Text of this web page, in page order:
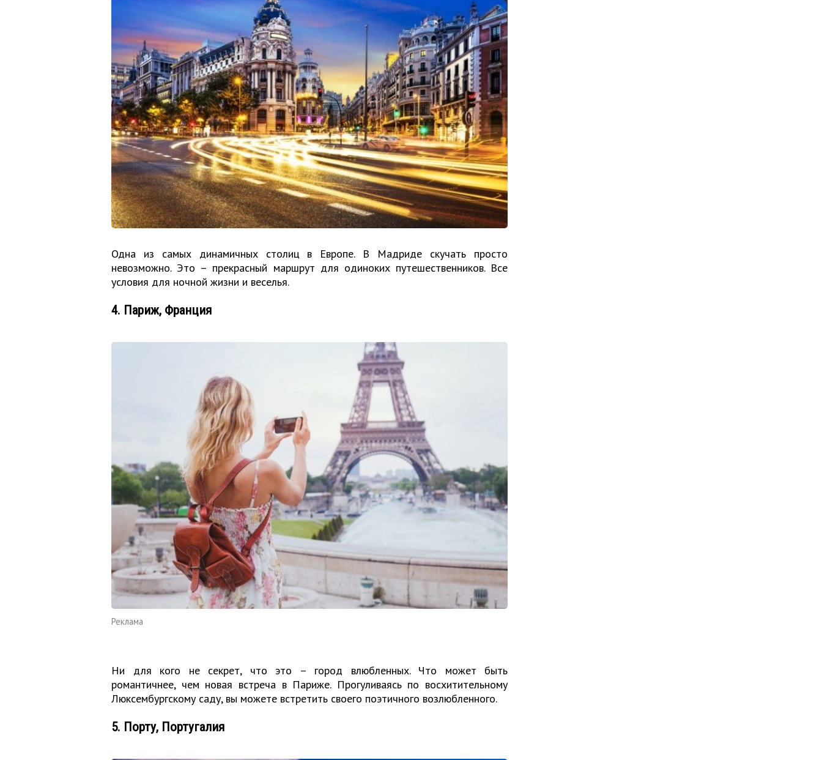
Одна из самых динамичных столиц в Европе. В Мадриде скучать просто
невозможно. Это – прекрасный маршрут для одиноких путешественников. Все
условия для ночной жизни и веселья.
4. Париж, Франция
Реклама
Ни для кого не секрет, что это – город влюбленных. Что может быть
романтичнее, чем новая встреча в Париже. Прогуливаясь по восхитительному
Люксембургскому саду, вы можете встретить своего поэтичного возлюбленного.
5. Порту, Португалия